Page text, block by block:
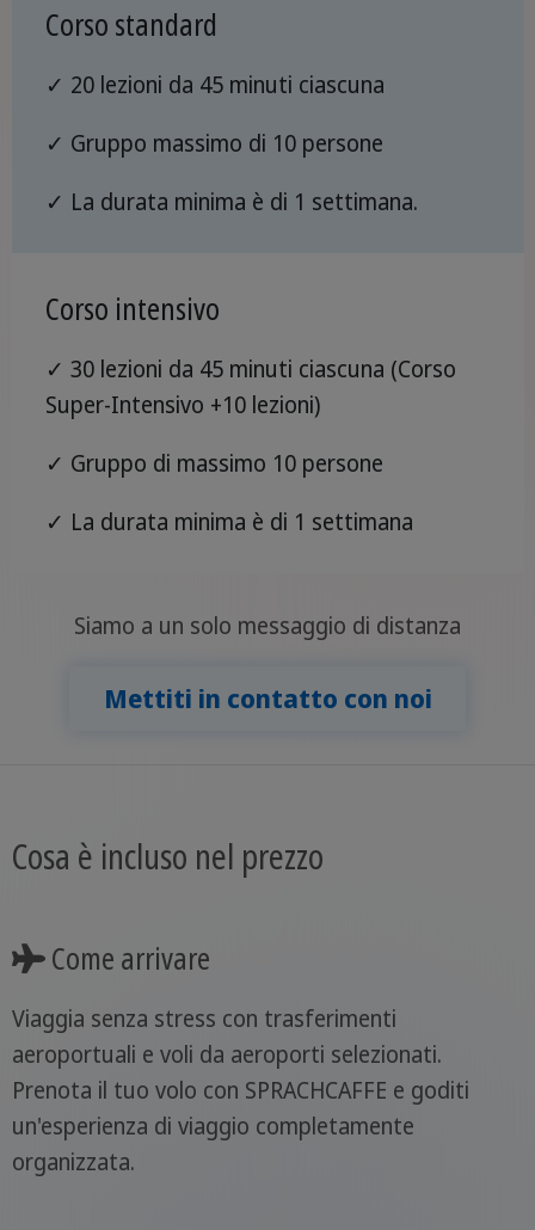
Corso standard
✓ 20 lezioni da 45 minuti ciascuna
✓ Gruppo massimo di 10 persone
✓ La durata minima è di 1 settimana.
Corso intensivo
✓ 30 lezioni da 45 minuti ciascuna (Corso
Super-Intensivo +10 lezioni)
✓ Gruppo di massimo 10 persone
✓ La durata minima è di 1 settimana
Siamo a un solo messaggio di distanza
Mettiti in contatto con noi
Cosa è incluso nel prezzo
Come arrivare
Viaggia senza stress con trasferimenti
aeroportuali e voli da aeroporti selezionati.
Prenota il tuo volo con SPRACHCAFFE e goditi
un'esperienza di viaggio completamente
organizzata.